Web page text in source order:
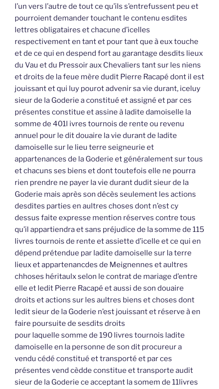
l’un vers l’autre de tout ce qu’ils s’entrefussent peu et
pourroient demander touchant le contenu esdites
lettres obligataires et chacune d’icelles
respectivement en tant et pour tant que à eux touche
et de ce qui en despend fort au garantage desdits lieux
du Vau et du Pressoir aux Chevaliers tant sur les niens
et droits de la feue mère dudit Pierre Racapé dont il est
jouissant et qui luy pourot advenir sa vie durant, iceluy
sieur de la Goderie a constitué et assigné et par ces
présentes constitue et assine à ladite damoiselle la
somme de 401l ivres tournois de rente ou revenu
annuel pour le dit douaire la vie durant de ladite
damoiselle sur le lieu terre seigneurie et
appartenances de la Goderie et généralement sur tous
et chacuns ses biens et dont toutefois elle ne pourra
rien prendre ne payer la vie durant dudit sieur de la
Goderie mais après son décès seulement les actions
desdites parties en aultres choses dont n’est cy
dessus faite expresse mention réserves contre tous
qu’il appartiendra et sans préjudice de la somme de 115
livres tournois de rente et assiette d’icelle et ce qui en
dépend prétendue par ladite damoiselle sur la terre
lieux et appartenancdes de Meignennes et aultres
chhoses héritaulx selon le contrat de mariage d’entre
elle et ledit Pierre Racapé et aussi de son douaire
droits et actions sur les aultres biens et choses dont
ledit sieur de la Goderie n’est jouissant et réserve à en
faire poursuite de sesdits droits
pour laquelle somme de 190 livres tournois ladite
damoiselle en la personne de son dit procureur a
vendu cédé constitué et transporté et par ces
présentes vend cèdde constitue et transporte audit
sieur de la Goderie ce acceptant la somem de 11livres